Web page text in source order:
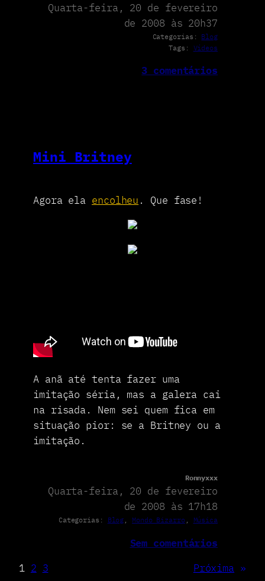
Quarta-feira, 20 de fevereiro
de 2008 às 20h37
Categorias: Blog
Tags: Vídeos
3 comentários
Mini Britney
Agora ela encolheu . Que fase!
A anã até tenta fazer uma
imitação séria, mas a galera cai
na risada. Nem sei quem fica em
situação pior: se a Britney ou a
imitação.
Ronnyxxx
Quarta-feira, 20 de fevereiro
de 2008 às 17h18
Categorias: Blog , Mondo Bizarro, Música
Sem comentários
1 2 3 Próxima »